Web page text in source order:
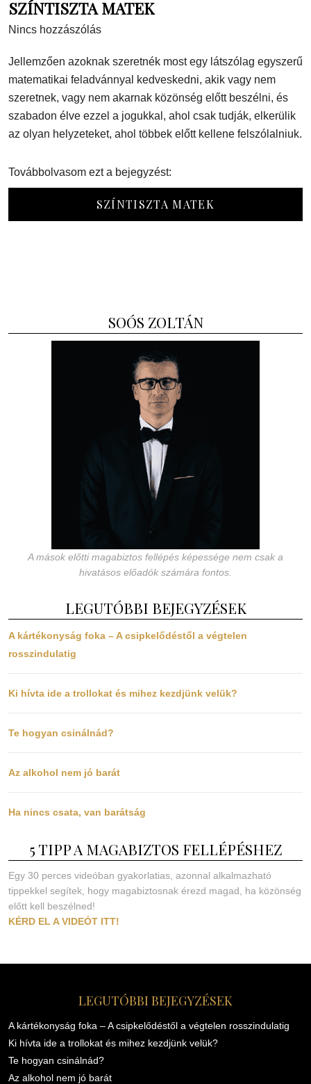
SZÍNTISZTA MATEK
Nincs hozzászólás
Jellemzően azoknak szeretnék most egy látszólag egyszerű
matematikai feladvánnyal kedveskedni, akik vagy nem
szeretnek, vagy nem akarnak közönség előtt beszélni, és
szabadon élve ezzel a jogukkal, ahol csak tudják, elkerülik
az olyan helyzeteket, ahol többek előtt kellene felszólalniuk.
Továbbolvasom ezt a bejegyzést:
SZÍNTISZTA MATEK
SOÓS ZOLTÁN
A mások előtti magabiztos fellépés képessége nem csak a
hivatásos előadók számára fontos.
LEGUTÓBBI BEJEGYZÉSEK
A kártékonyság foka – A csipkelődéstől a végtelen
rosszindulatig
Ki hívta ide a trollokat és mihez kezdjünk velük?
Te hogyan csinálnád?
Az alkohol nem jó barát
Ha nincs csata, van barátság
5 TIPP A MAGABIZTOS FELLÉPÉSHEZ
Egy 30 perces videóban gyakorlatias, azonnal alkalmazható
tippekkel segítek, hogy magabiztosnak érezd magad, ha közönség
előtt kell beszélned!
KÉRD EL A VIDEÓT ITT!
LEGUTÓBBI BEJEGYZÉSEK
A kártékonyság foka – A csipkelődéstől a végtelen rosszindulatig
Ki hívta ide a trollokat és mihez kezdjünk velük?
Te hogyan csinálnád?
Az alkohol nem jó barát